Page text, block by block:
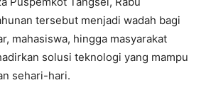
tersebut menjadi wadah bagi
mahasiswa, hingga masyarakat
solusi teknologi yang mampu
sehari-hari.